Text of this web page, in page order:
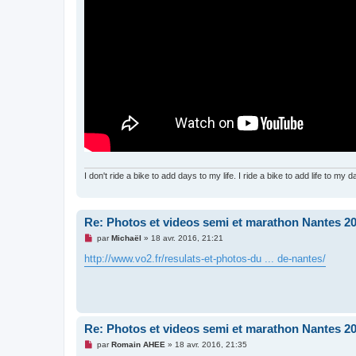
I don't ride a bike to add days to my life. I ride a bike to add life to my
Re: Photos et videos semi et marathon Nantes
M
s
s
o
l
u
parMichaël » 18 avr. 2016, 21:21
http://www.vo2.fr/resulats-et-photos-du ... de-nantes/
Re: Photos et videos semi et marathon Nantes
MparRomain AHEE » 18 avr. 2016, 21:35